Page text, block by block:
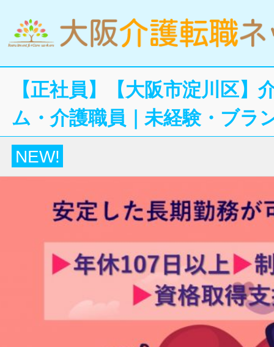
【正社員】【大阪市淀川区】
ム・介護職員｜未経験・ブラ
NEW!